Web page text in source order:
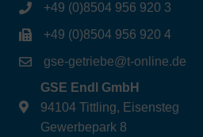
+49 (0)8504 956 920 3
+49 (0)8504 956 920 4
gse-getriebe@t-online.de
GSE Endl GmbH
94104 Tittling, Eisensteg
Gewerbepark 8